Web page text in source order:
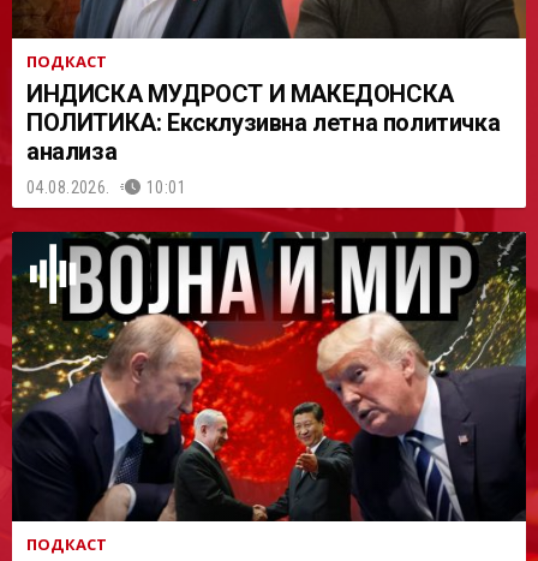
ПОДКАСТ
ИНДИСКА МУДРОСТ И МАКЕДОНСКА
ПОЛИТИКА: Ексклузивна летна политичка
анализа
04.08.2026. 10:01
ПОДКАСТ